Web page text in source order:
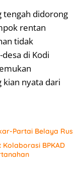
tengah didorong
rentan
tidak
di Kodi
kian nyata dari
Partai Belaya Rus
Kolaborasi BPKAD